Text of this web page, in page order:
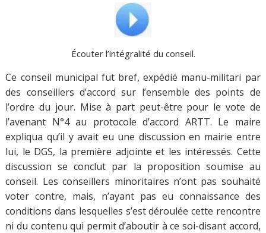
Écouter l’intégralité du conseil.
Ce conseil municipal fut bref, expédié manu-militari par
des conseillers d’accord sur l’ensemble des points de
l’ordre du jour. Mise à part peut-être pour le vote de
l’avenant N°4 au protocole d’accord ARTT. Le maire
expliqua qu’il y avait eu une discussion en mairie entre
lui, le DGS, la première adjointe et les intéressés. Cette
discussion se conclut par la proposition soumise au
conseil. Les conseillers minoritaires n’ont pas souhaité
voter contre, mais, n’ayant pas eu connaissance des
conditions dans lesquelles s’est déroulée cette rencontre
ni du contenu qui permit d’aboutir à ce soi-disant accord,